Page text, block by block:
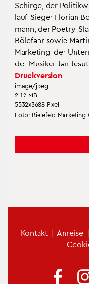
Schir­ge, der
lauf-Sie­ger Flo­ri­an
mann, der Poe­try-
Böle­fahr sowie
Mar­ke­ting, der
der Mu­si­ker Jan
Druck­ver­si­on
image/jpeg
2.12 MB
5532x3688 Pixel
Foto: Bie­le­feld Mar­ke­ting
Fu­ß­zei­len­me­nüKon­takt | An­rei­se |